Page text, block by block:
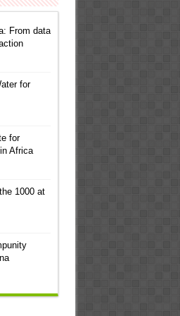
From data
for
for
Africa
1000 at